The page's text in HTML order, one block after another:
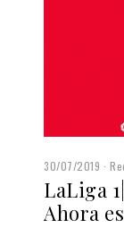
30/07/2019
LaLiga
Ahora